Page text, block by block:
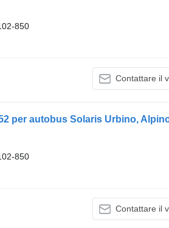
850
Contattare il
per autobus Solaris Urbino,
850
Contattare il